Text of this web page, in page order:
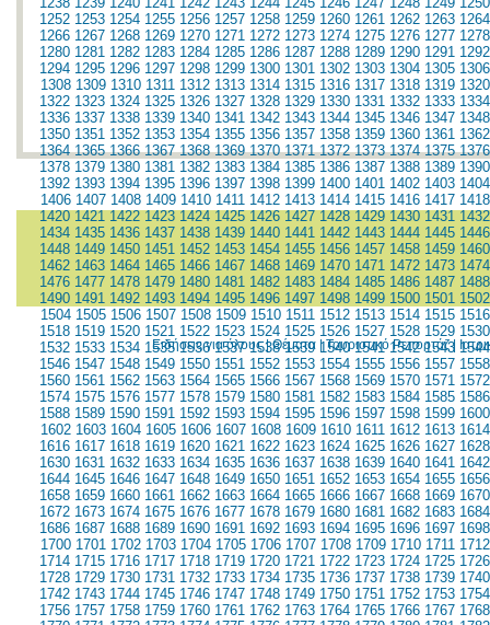
1252 1253 1254 1255 1256 1257 1258 1259 1260 1261 1262 1263 1264
1266 1267 1268 1269 1270 1271 1272 1273 1274 1275 1276 1277 1278
1280 1281 1282 1283 1284 1285 1286 1287 1288 1289 1290 1291 1292
1294 1295 1296 1297 1298 1299 1300 1301 1302 1303 1304 1305 1306
1308 1309 1310 1311 1312 1313 1314 1315 1316 1317 1318 1319 1320
1322 1323 1324 1325 1326 1327 1328 1329 1330 1331 1332 1333 1334
1336 1337 1338 1339 1340 1341 1342 1343 1344 1345 1346 1347 1348
1350 1351 1352 1353 1354 1355 1356 1357 1358 1359 1360 1361 1362
1364 1365 1366 1367 1368 1369 1370 1371 1372 1373 1374 1375 1376
1378 1379 1380 1381 1382 1383 1384 1385 1386 1387 1388 1389 1390
1392 1393 1394 1395 1396 1397 1398 1399 1400 1401 1402 1403 1404
1406 1407 1408 1409 1410 1411 1412 1413 1414 1415 1416 1417 1418
1420 1421 1422 1423 1424 1425 1426 1427 1428 1429 1430 1431 1432
1434 1435 1436 1437 1438 1439 1440 1441 1442 1443 1444 1445 1446
1448 1449 1450 1451 1452 1453 1454 1455 1456 1457 1458 1459 1460
1462 1463 1464 1465 1466 1467 1468 1469 1470 1471 1472 1473 1474
1476 1477 1478 1479 1480 1481 1482 1483 1484 1485 1486 1487 1488
1490 1491 1492 1493 1494 1495 1496 1497 1498 1499 1500 1501 1502
1504 1505 1506 1507 1508 1509 1510 1511 1512 1513 1514 1515 1516
1518 1519 1520 1521 1522 1523 1524 1525 1526 1527 1528 1529 1530
1532 1533 1534 1535 1536 1537 1538 1539 1540 1541 1542 1543 1544
1546 1547 1548 1549 1550 1551 1552 1553 1554 1555 1556 1557 1558
1560 1561 1562 1563 1564 1565 1566 1567 1568 1569 1570 1571 1572
1574 1575 1576 1577 1578 1579 1580 1581 1582 1583 1584 1585 1586
1588 1589 1590 1591 1592 1593 1594 1595 1596 1597 1598 1599 1600
1602 1603 1604 1605 1606 1607 1608 1609 1610 1611 1612 1613 1614
1616 1617 1618 1619 1620 1621 1622 1623 1624 1625 1626 1627 1628
1630 1631 1632 1633 1634 1635 1636 1637 1638 1639 1640 1641 1642
1644 1645 1646 1647 1648 1649 1650 1651 1652 1653 1654 1655 1656
1658 1659 1660 1661 1662 1663 1664 1665 1666 1667 1668 1669 1670
1672 1673 1674 1675 1676 1677 1678 1679 1680 1681 1682 1683 1684
1686 1687 1688 1689 1690 1691 1692 1693 1694 1695 1696 1697 1698
1700 1701 1702 1703 1704 1705 1706 1707 1708 1709 1710 1711 1712
1714 1715 1716 1717 1718 1719 1720 1721 1722 1723 1724 1725 1726
1728 1729 1730 1731 1732 1733 1734 1735 1736 1737 1738 1739 1740
1742 1743 1744 1745 1746 1747 1748 1749 1750 1751 1752 1753 1754
1756 1757 1758 1759 1760 1761 1762 1763 1764 1765 1766 1767 1768
Ειδήσεις για όλους|Θέματα|Τουριστικό Ρεπορτάζ|